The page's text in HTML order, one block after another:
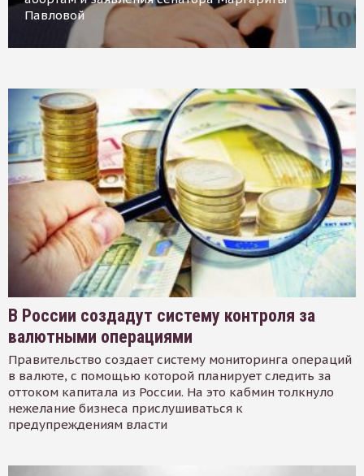
Павловой
В России создадут систему контроля за
валютными операциями
Правительство создает систему мониторинга операций
в валюте, с помощью которой планирует следить за
оттоком капитала из России. На это кабмин толкнуло
нежелание бизнеса прислушиваться к
предупреждениям власти